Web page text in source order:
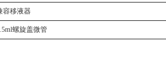
容移液器
螺旋盖微管